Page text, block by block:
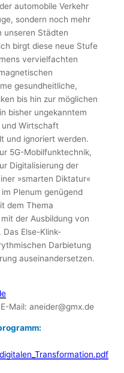
automobile Verkehr
sondern noch mehr
unseren Städten
birgt diese neue Stufe
vervielfachten
gesundheitliche,
bis hin zur möglichen
bisher ungekanntem
und Wirtschaft
und ignoriert werden.
5G-Mobilfunktechnik,
Digitalisierung der
»smarten Diktatur«
Plenum genügend
dem Thema
der Ausbildung von
Else-Klink-
Darbietung
auseinandersetzen.
Mail: aneider@gmx.de